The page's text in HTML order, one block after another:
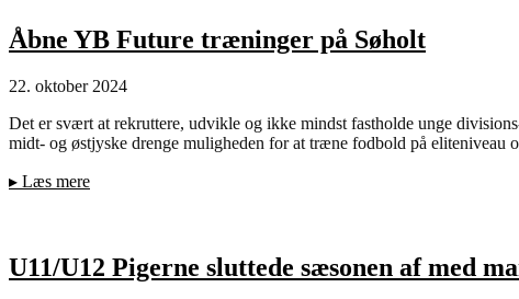
Åbne YB Future træninger på Søholt
22. oktober 2024
Det er svært at rekruttere, udvikle og ikke mindst fastholde unge
midt- og østjyske drenge muligheden for at træne fodbold på
▸ Læs mere
U11/U12 Pigerne sluttede sæsonen af med